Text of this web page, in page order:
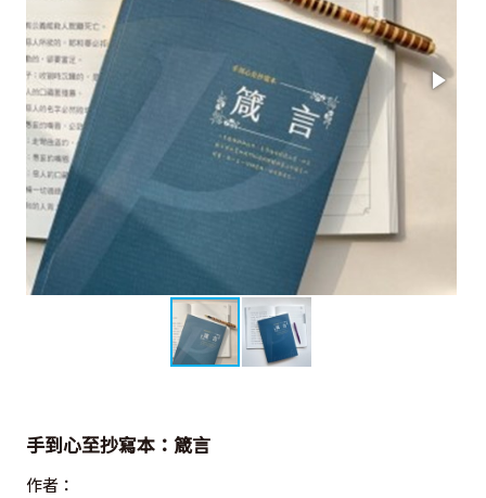
手到心至抄寫本：箴言
作者：